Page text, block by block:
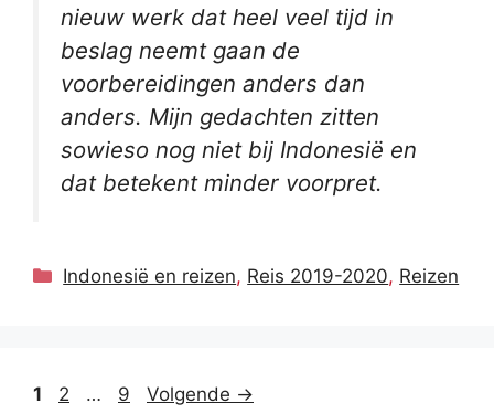
nieuw werk dat heel veel tijd in
beslag neemt gaan de
voorbereidingen anders dan
anders. Mijn gedachten zitten
sowieso nog niet bij Indonesië en
dat betekent minder voorpret.
Categorieën
Indonesië en reizen, Reis 2019-2020, Reizen
Pagina
1 Pagina
2 … Pagina
9 Volgende →